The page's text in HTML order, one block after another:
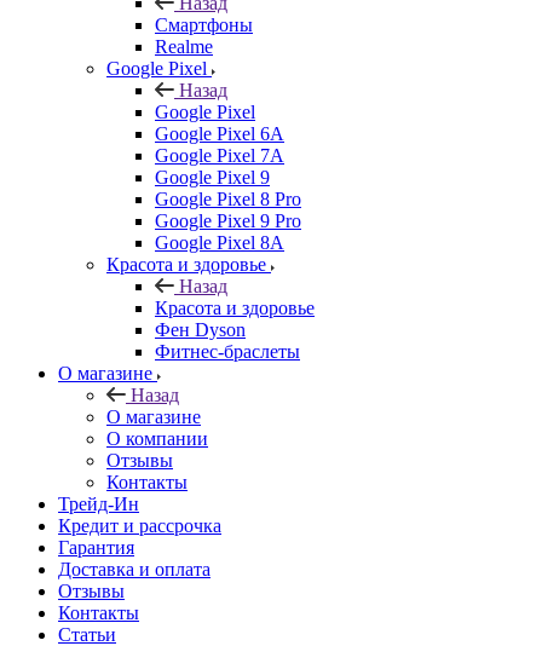
Смартфоны
Realme
Google Pixel
Назад
Google Pixel
Google Pixel 6A
Google Pixel 7А
Google Pixel 9
Google Pixel 8 Pro
Google Pixel 9 Pro
Google Pixel 8A
Красота и здоровье
Назад
Красота и здоровье
Фен Dyson
Фитнес-браслеты
О магазине
Назад
О магазине
О компании
Отзывы
Контакты
Трейд-Ин
Кредит и рассрочка
Гарантия
Доставка и оплата
Отзывы
Контакты
Статьи